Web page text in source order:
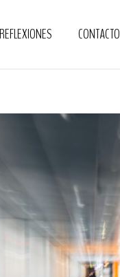
REFLEXIONES CONTACTO